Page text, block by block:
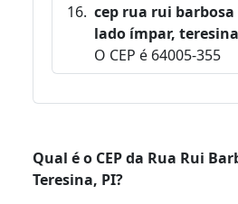
cep rua rui
lado ímpar, teresina
O CEP é 64005-355
Qual é o CEP da Rua Rui
Teresina, PI?